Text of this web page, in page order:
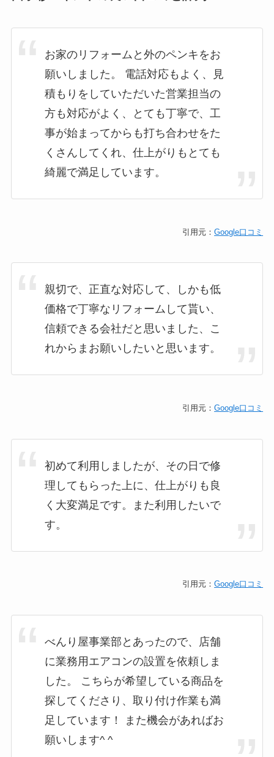
お家のリフォームと外のペンキをお
願いしました。 電話対応もよく、見
積もりをしていただいた営業担当の
方も対応がよく、とても丁寧で、工
事が始まってからも打ち合わせをた
くさんしてくれ、仕上がりもとても
綺麗で満足しています。
引用元：Google口コミ
親切で、正直な対応して、しかも低
価格で丁寧なリフォームして貰い、
信頼できる会社だと思いました、こ
れからまお願いしたいと思います。
引用元：Google口コミ
初めて利用しましたが、その日で修
理してもらった上に、仕上がりも良
く大変満足です。また利用したいで
す。
引用元：Google口コミ
べんり屋事業部とあったので、店舗
に業務用エアコンの設置を依頼しま
した。 こちらが希望している商品を
探してくださり、取り付け作業も満
足しています！ また機会があればお
願いします^ ^